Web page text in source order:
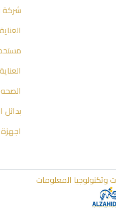
شركة
بدائل
وتكنولوجيا المعلومات